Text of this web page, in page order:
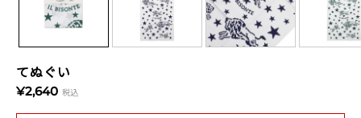
てぬぐい
¥2,640 税込